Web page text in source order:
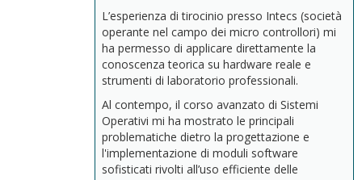
L’esperienza di tirocinio presso Intecs (società
operante nel campo dei micro controllori) mi
ha permesso di applicare direttamente la
conoscenza teorica su hardware reale e
strumenti di laboratorio professionali.
Al contempo, il corso avanzato di Sistemi
Operativi mi ha mostrato le principali
problematiche dietro la progettazione e
l'implementazione di moduli software
sofisticati rivolti all’uso efficiente delle